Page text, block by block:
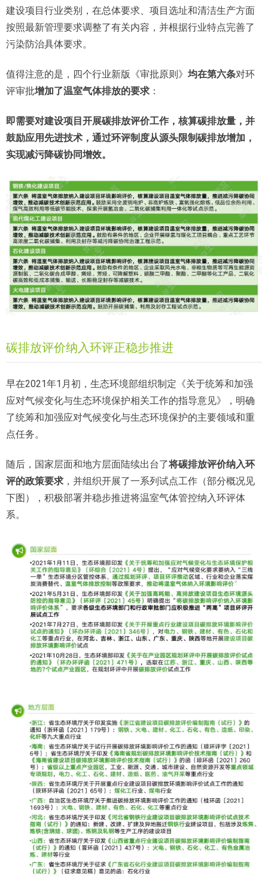
建设项目行业类别，在总体要求、项目选址和清洁生产方面
按照最新管理要求调整了有关内容，并根据行业特点完善了
污染防治具体要求。
值得注意的是，四个行业新版《审批原则》 均在第六条对环
评审批增加了温室气体排放的要求 ：
即需要对建设项目开展碳排放评价工作，核算碳排放量，并
鼓励应用先进技术，通过环评制度从源头限制碳排放增加，
实现减污降碳协同增效。
碳排放评价纳入环评正稳步推进
早在2021年1月初，生态环境部组织制定《关于统筹和加强
应对气候变化与生态环境保护相关工作的指导意见》，明确
了统筹和加强应对气候变化与生态环境保护的主要领域和重
点任务。
随后，国家层面和地方层面陆续出台了将碳排放评价纳入环
评的政策要求 ，并组织开展了一系列试点工作（部分概况见
下图），积极部署并稳步推进将温室气体管控纳入环评体
系。